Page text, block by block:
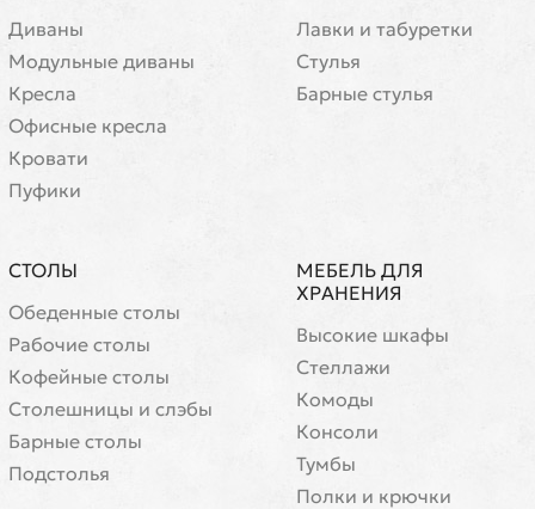
Диваны
Модульные диваны
Кресла
Офисные кресла
Кровати
Пуфики
Лавки и табуретки
Стулья
Барные стулья
СТОЛЫ
Обеденные столы
Рабочие столы
Кофейные столы
Cтолешницы и слэбы
Барные столы
Подстолья
МЕБЕЛЬ ДЛЯ
ХРАНЕНИЯ
Высокие шкафы
Стеллажи
Комоды
Консоли
Тумбы
Полки и крючки